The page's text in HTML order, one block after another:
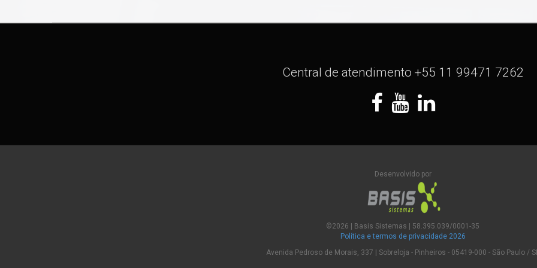
Central de atendimento +55 11 99471 7262
Desenvolvido por
©2026 | Basis Sistemas | 58.395.039/0001-35
Política e termos de privacidade 2026
Avenida Pedroso de Morais, 337 | Sobreloja - Pinheiros - 05419-000 - São Paulo /